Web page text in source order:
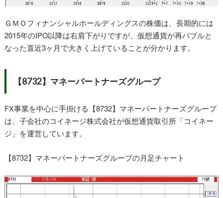
ＧＭＯフィナンシャルホールディングスの株価は、長期的には
2015年のIPO以降は右肩下がりですが、仮想通貨が再バブルと
なった直近3ヶ月で大きく上げていることが分かります。
【8732】マネーパートナーズグループ
FX事業を中心に手掛ける【8732】マネーパートナーズグループ
は、子会社のコイネージ株式会社が仮想通貨取引所「コイネー
ジ」を運営しています。
【8732】マネーパートナーズグループの月足チャート